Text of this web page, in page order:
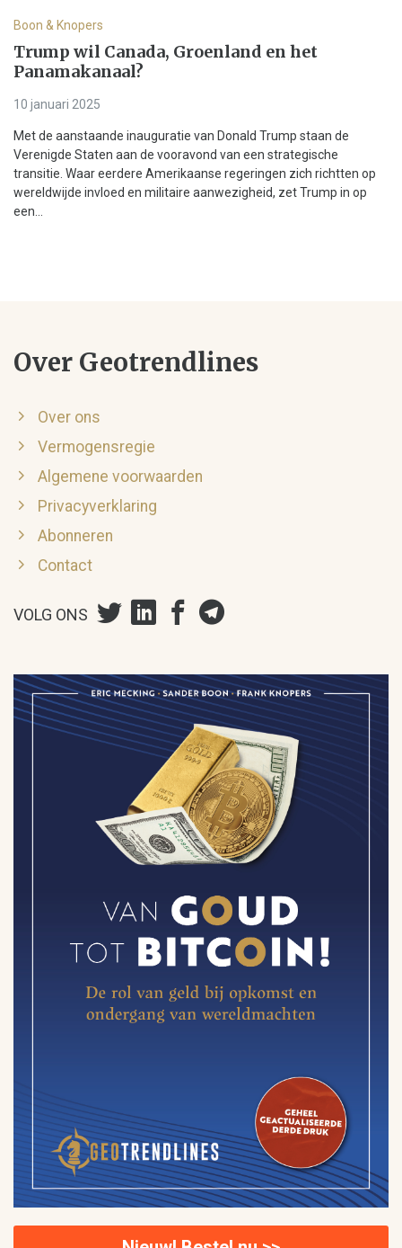
Boon & Knopers
Trump wil Canada, Groenland en het
Panamakanaal?
10 januari 2025
Met de aanstaande inauguratie van Donald Trump staan de
Verenigde Staten aan de vooravond van een strategische
transitie. Waar eerdere Amerikaanse regeringen zich richtten op
wereldwijde invloed en militaire aanwezigheid, zet Trump in op
een...
Over Geotrendlines
Over ons
Vermogensregie
Algemene voorwaarden
Privacyverklaring
Abonneren
Contact
VOLG ONS